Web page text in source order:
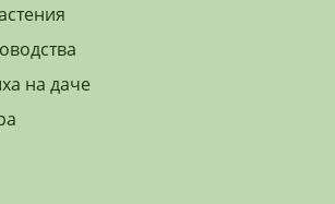
на даче